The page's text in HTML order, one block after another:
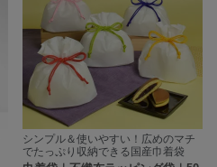
シンプル＆使いやすい！広めのマチ
でたっぷり収納できる国産巾着袋